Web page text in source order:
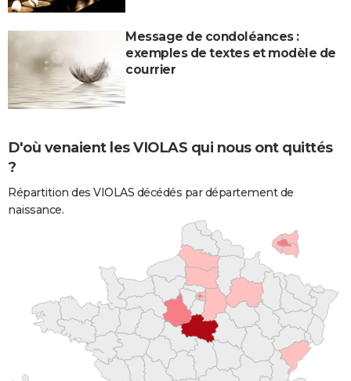
Message de condoléances :
exemples de textes et modèle de
courrier
D'où venaient les VIOLAS qui nous ont quittés
?
Répartition des VIOLAS décédés par département de
naissance.